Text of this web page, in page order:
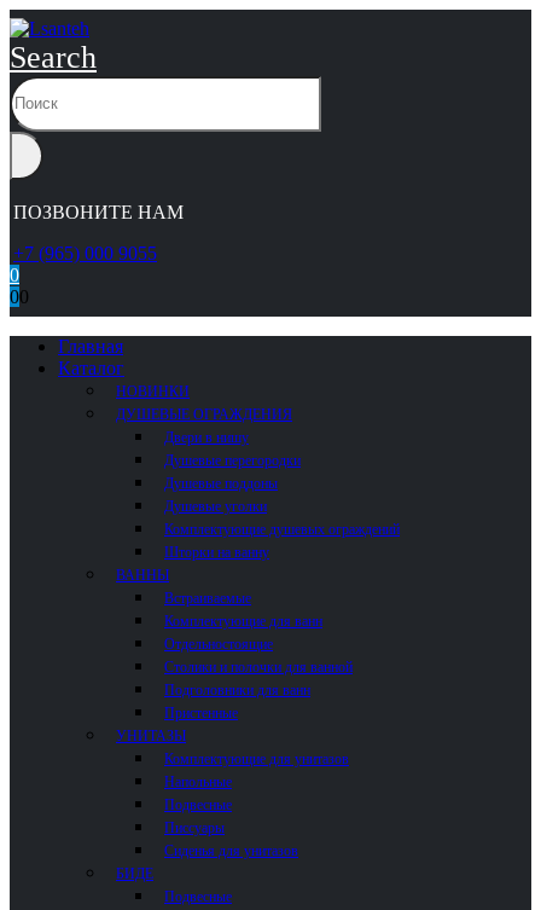
Search
ПОЗВОНИТЕ НАМ
+7 (965) 000 9055
0
00
Главная
Каталог
НОВИНКИ
ДУШЕВЫЕ ОГРАЖДЕНИЯ
Двери в нишу
Душевые перегородки
Душевые поддоны
Душевые уголки
Комплектующие душевых ограждений
Шторки на ванну
ВАННЫ
Встраиваемые
Комплектующие для ванн
Отдельностоящие
Столики и полочки для ванной
Подголовники для ванн
Пристенные
УНИТАЗЫ
Комплектующие для унитазов
Напольные
Подвесные
Писсуары
Сиденья для унитазов
БИДЕ
Подвесные